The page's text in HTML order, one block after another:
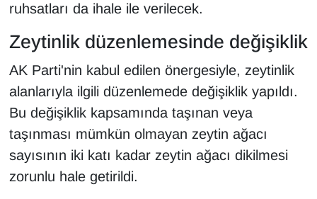
ruhsatları da ihale ile verilecek.
Zeytinlik düzenlemesinde değişiklik
AK Parti'nin kabul edilen önergesiyle, zeytinlik
alanlarıyla ilgili düzenlemede değişiklik yapıldı.
Bu değişiklik kapsamında taşınan veya
taşınması mümkün olmayan zeytin ağacı
sayısının iki katı kadar zeytin ağacı dikilmesi
zorunlu hale getirildi.